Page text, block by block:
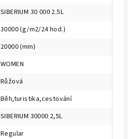
SIBERIUM 30 000 2.5L
30000 (g/m2/24 hod.)
20000 (mm)
WOMEN
Růžová
Běh,turistika,cestování
SIBERIUM 30000 2,5L
Regular